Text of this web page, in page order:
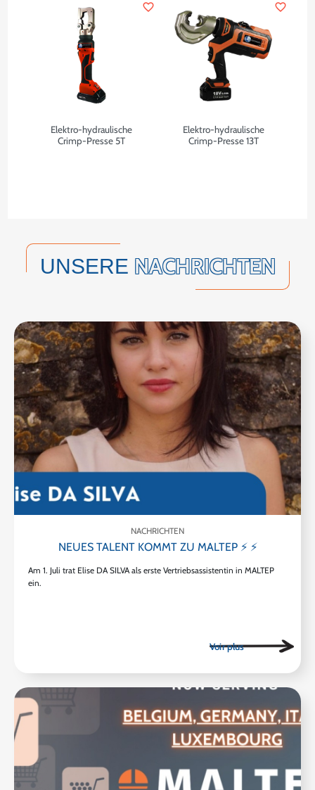
Elektro-hydraulische
Crimp-Presse 5T
favorite_border
Elektro-hydraulische
Crimp-Presse 13T
favorite_border
UNSERE NACHRICHTEN
NACHRICHTEN
NEUES TALENT KOMMT ZU MALTEP ⚡ ⚡
Am 1. Juli trat Elise DA SILVA als erste Vertriebsassistentin in MALTEP
ein.